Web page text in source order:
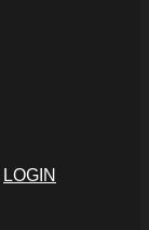
LOGIN